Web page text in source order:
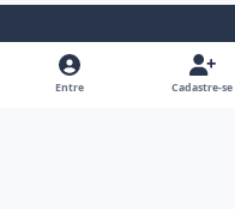
Modo ClaroModo EscuroPreferência do
Entre Cadastre-se